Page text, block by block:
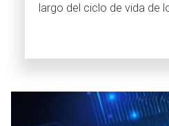
largo del ciclo de vida de